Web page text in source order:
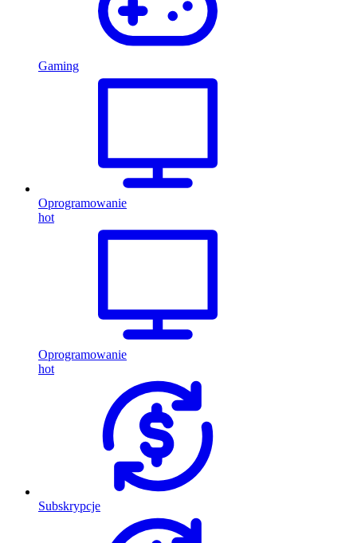
Gaming
Oprogramowanie
hot
Oprogramowanie
hot
Subskrypcje